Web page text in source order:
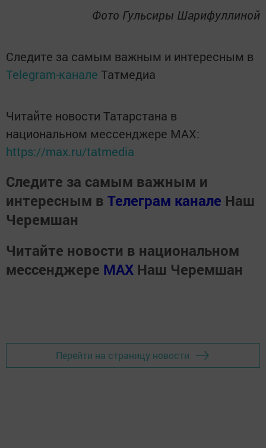
Фото Гульсиры Шарифуллиной
Следите за самым важным и интересным в
Telegram-канале Татмедиа
Читайте новости Татарстана в
национальном мессенджере MАХ:
https://max.ru/tatmedia
Следите за самым важным и
интересным в Телеграм канале Наш
Черемшан
Читайте новости в национальном
мессенджере MАХ Наш Черемшан
Перейти на страницу новости